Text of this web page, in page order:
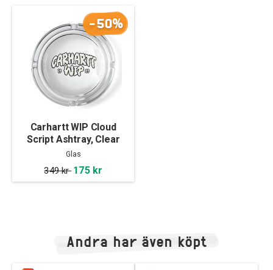
-50%
Carhartt WIP Cloud
Script Ashtray, Clear
Glas
349 kr 175 kr
Andra har även köpt